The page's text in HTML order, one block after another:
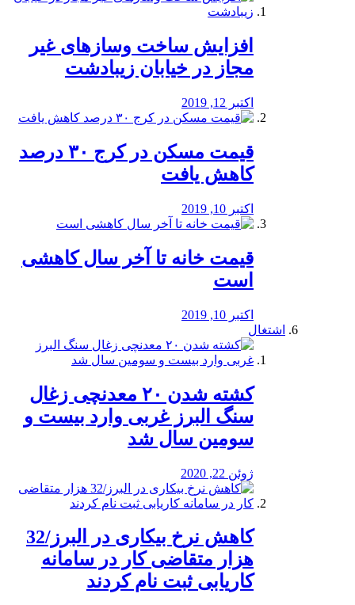
افزایش ساخت وسازهای غیر
مجاز در خیابان زیبادشت
اکتبر 12, 2019
️قیمت مسکن در کرج ۳۰ درصد
کاهش یافت
اکتبر 10, 2019
قیمت خانه تا آخر سال کاهشی
است
اکتبر 10, 2019
اشتغال
کشته شدن ۲۰ معدنچی زغال
سنگ البرز غربی وارد بیست و
سومین سال شد
ژوئن 22, 2020
کاهش نرخ بیکاری در البرز/32
هزار متقاضی کار در سامانه
کاریابی ثبت نام کردند